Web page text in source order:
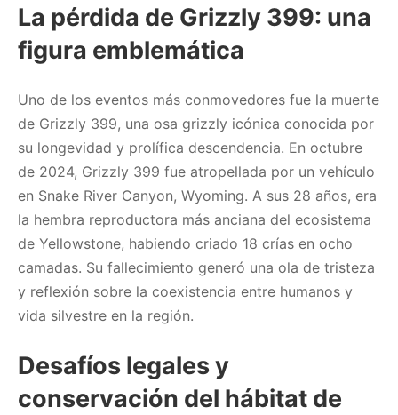
La pérdida de Grizzly 399: una
figura emblemática
Uno de los eventos más conmovedores fue la muerte
de Grizzly 399, una osa grizzly icónica conocida por
su longevidad y prolífica descendencia. En octubre
de 2024, Grizzly 399 fue atropellada por un vehículo
en Snake River Canyon, Wyoming. A sus 28 años, era
la hembra reproductora más anciana del ecosistema
de Yellowstone, habiendo criado 18 crías en ocho
camadas. Su fallecimiento generó una ola de tristeza
y reflexión sobre la coexistencia entre humanos y
vida silvestre en la región. ​
Desafíos legales y
conservación del hábitat de